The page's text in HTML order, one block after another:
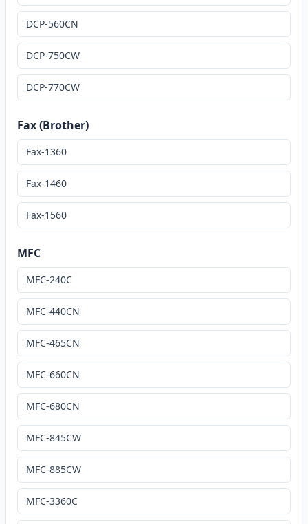
DCP-560CN
DCP-750CW
DCP-770CW
Fax (Brother)
Fax-1360
Fax-1460
Fax-1560
MFC
MFC-240C
MFC-440CN
MFC-465CN
MFC-660CN
MFC-680CN
MFC-845CW
MFC-885CW
MFC-3360C